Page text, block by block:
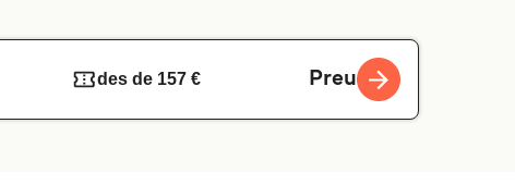
des de 157 € Preu